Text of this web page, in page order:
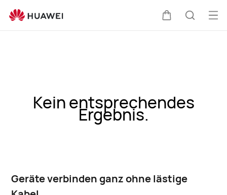
Kein entsprechendes
Ergebnis.
Geräte verbinden ganz ohne lästige